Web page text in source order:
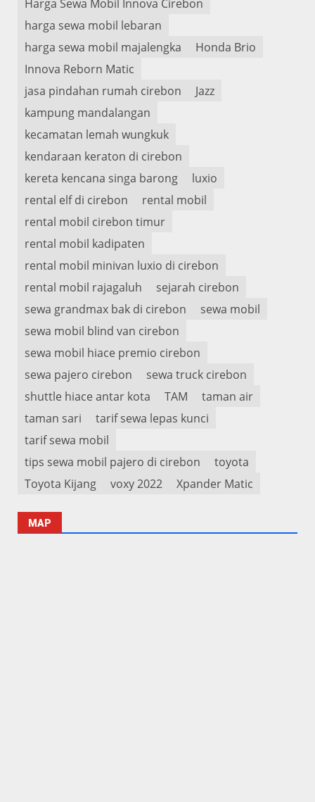
Harga Sewa Mobil Innova Cirebon
harga sewa mobil lebaran
harga sewa mobil majalengka
Honda Brio
Innova Reborn Matic
jasa pindahan rumah cirebon
Jazz
kampung mandalangan
kecamatan lemah wungkuk
kendaraan keraton di cirebon
kereta kencana singa barong
luxio
rental elf di cirebon
rental mobil
rental mobil cirebon timur
rental mobil kadipaten
rental mobil minivan luxio di cirebon
rental mobil rajagaluh
sejarah cirebon
sewa grandmax bak di cirebon
sewa mobil
sewa mobil blind van cirebon
sewa mobil hiace premio cirebon
sewa pajero cirebon
sewa truck cirebon
shuttle hiace antar kota
TAM
taman air
taman sari
tarif sewa lepas kunci
tarif sewa mobil
tips sewa mobil pajero di cirebon
toyota
Toyota Kijang
voxy 2022 Xpander Matic
MAP